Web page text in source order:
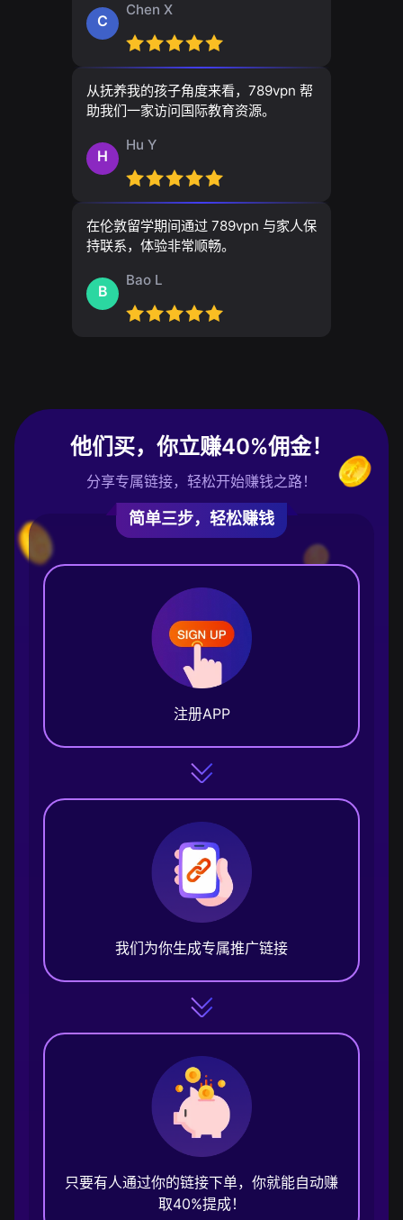
C
Chen X
从抚养我的孩子角度来看，789vpn 帮
助我们一家访问国际教育资源。
H
Hu Y
在伦敦留学期间通过 789vpn 与家人保
持联系，体验非常顺畅。
B
Bao L
他们买，你立赚40%佣金！
分享专属链接，轻松开始赚钱之路！
简单三步，轻松赚钱
注册APP
我们为你生成专属推广链接
只要有人通过你的链接下单，你就能自动赚
取40%提成！